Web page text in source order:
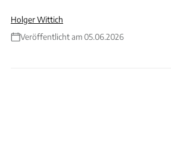
Holger Wittich
Veröffentlicht am 05.06.2026